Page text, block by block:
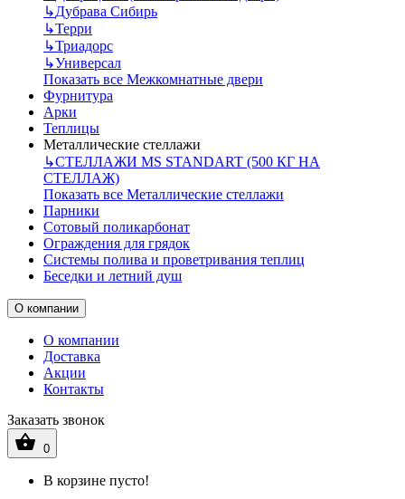
↳Дубрава Сибирь
↳Терри
↳Триадорс
↳Универсал
Показать все Межкомнатные двери
Фурнитура
Арки
Теплицы
Металлические стеллажи
↳СТЕЛЛАЖИ MS STANDART (500 КГ НА
СТЕЛЛАЖ)
Показать все Металлические стеллажи
Парники
Сотовый поликарбонат
Ограждения для грядок
Системы полива и проветривания теплиц
Беседки и летний душ
О компании
О компании
Доставка
Акции
Контакты
Заказать звонок
0
В корзине пусто!